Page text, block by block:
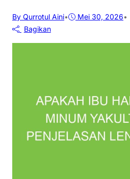
By Qurrotul Aini• Mei 30, 2026•
Bagikan